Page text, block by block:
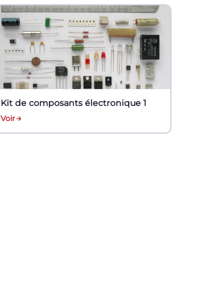
Kit de composants électronique 1
Voir